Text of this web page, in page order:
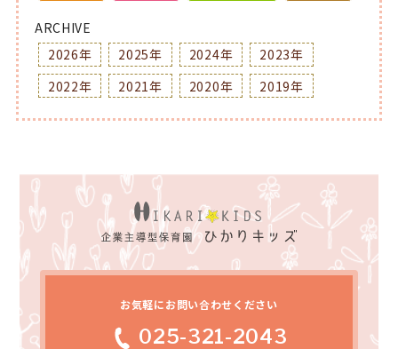
ARCHIVE
2026年
2025年 2024年
2023年
2022年
2021年 2020年 2019年
お気軽にお問い合わせください
025-321-2043